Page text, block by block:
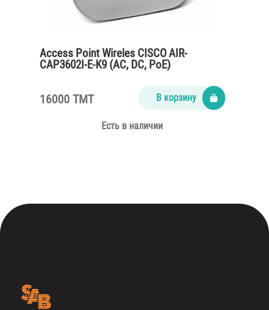
Access Point Wireles CISCO AIR-
CAP3602I-E-K9 (AC, DC, PoE)
16000 TMT В корзину
Есть в наличии